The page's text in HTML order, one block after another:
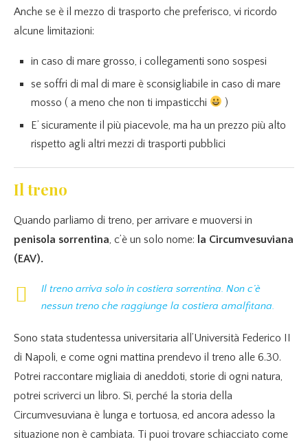
Anche se è il mezzo di trasporto che preferisco, vi ricordo
alcune limitazioni:
in caso di mare grosso, i collegamenti sono sospesi
se soffri di mal di mare è sconsigliabile in caso di mare
mosso ( a meno che non ti impasticchi
)
E’ sicuramente il più piacevole, ma ha un prezzo più alto
rispetto agli altri mezzi di trasporti pubblici
Il treno
Quando parliamo di treno, per arrivare e muoversi in
penisola sorrentina, c’è un solo nome: la Circumvesuviana
(EAV).
Il treno arriva solo in costiera sorrentina. Non c’è
nessun treno che raggiunge la costiera amalfitana.
Sono stata studentessa universitaria all’Università Federico II
di Napoli, e come ogni mattina prendevo il treno alle 6.30.
Potrei raccontare migliaia di aneddoti, storie di ogni natura,
potrei scriverci un libro. Sì, perché la storia della
Circumvesuviana è lunga e tortuosa, ed ancora adesso la
situazione non è cambiata. Ti puoi trovare schiacciato come